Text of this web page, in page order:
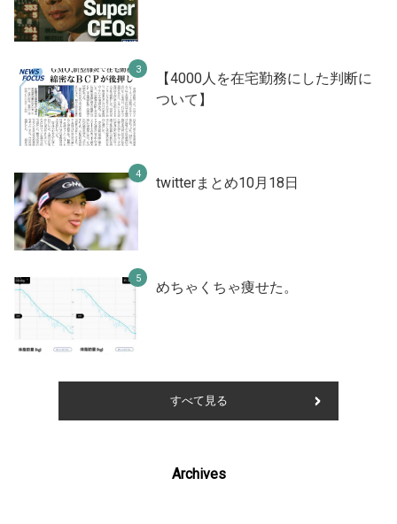
【4000人を在宅勤務にした判断に
ついて】
twitterまとめ10月18日
めちゃくちゃ痩せた。
すべて見る
Archives